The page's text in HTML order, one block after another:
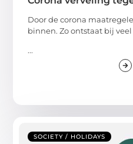
Door de corona
binnen. Zo ontstaat bij
...
SOCIETY / HOLIDAYS